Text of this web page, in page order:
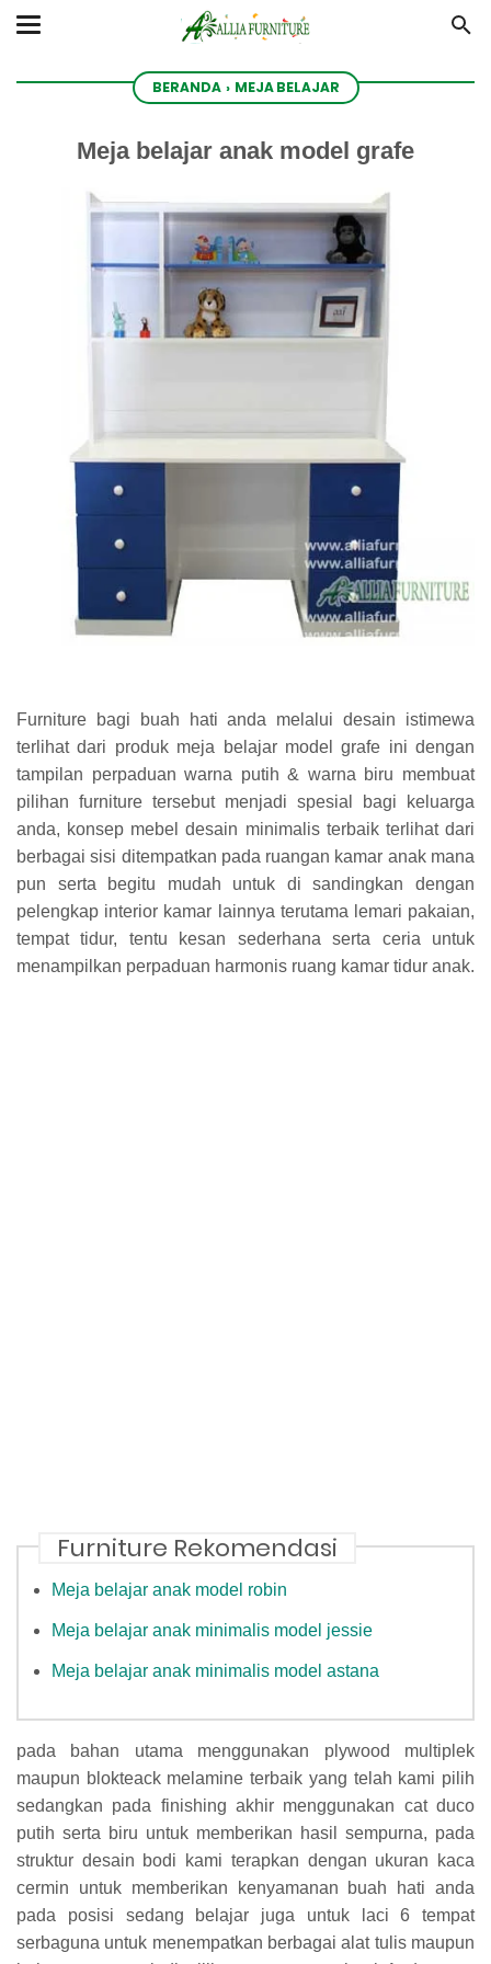
BERANDA › MEJA BELAJAR
Meja belajar anak model grafe
Furniture bagi buah hati anda melalui desain istimewa
terlihat dari produk meja belajar model grafe ini dengan
tampilan perpaduan warna putih & warna biru membuat
pilihan furniture tersebut menjadi spesial bagi keluarga
anda, konsep mebel desain minimalis terbaik terlihat dari
berbagai sisi ditempatkan pada ruangan kamar anak mana
pun serta begitu mudah untuk di sandingkan dengan
pelengkap interior kamar lainnya terutama lemari pakaian,
tempat tidur, tentu kesan sederhana serta ceria untuk
menampilkan perpaduan harmonis ruang kamar tidur anak.
Furniture Rekomendasi
Meja belajar anak model robin
Meja belajar anak minimalis model jessie
Meja belajar anak minimalis model astana
pada bahan utama menggunakan plywood multiplek
maupun blokteack melamine terbaik yang telah kami pilih
sedangkan pada finishing akhir menggunakan cat duco
putih serta biru untuk memberikan hasil sempurna, pada
struktur desain bodi kami terapkan dengan ukuran kaca
cermin untuk memberikan kenyamanan buah hati anda
pada posisi sedang belajar juga untuk laci 6 tempat
serbaguna untuk menempatkan berbagai alat tulis maupun